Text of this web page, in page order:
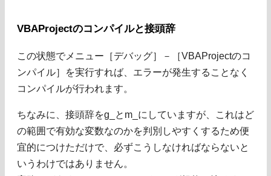
VBAProjectのコンパイルと接頭辞
この状態でメニュー［デバッグ］－［VBAProjectのコ
ンパイル］を実行すれば、エラーが発生することなく
コンパイルが行われます。
ちなみに、接頭辞をg_とm_にしていますが、これはど
の範囲で有効な変数なのかを判別しやすくするため便
宜的につけただけで、必ずこうしなければならないと
いうわけではありません。